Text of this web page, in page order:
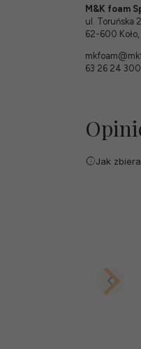
M&K foam
ul. Toruńska
62-600 Koło,
63 26 24 300
Jak